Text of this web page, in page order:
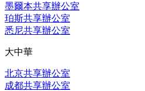
墨爾本共享辦公室
珀斯共享辦公室
悉尼共享辦公室
大中華
北京共享辦公室
成都共享辦公室